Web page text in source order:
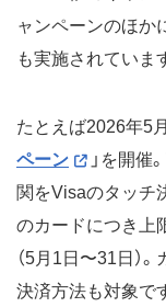
ャンペーンのほか
も実施されていま
たとえば2026年5月
ペーン
」を開
関をVisaのタッチ
のカードにつき上
（5月1日〜31日）
決済方法も対象で